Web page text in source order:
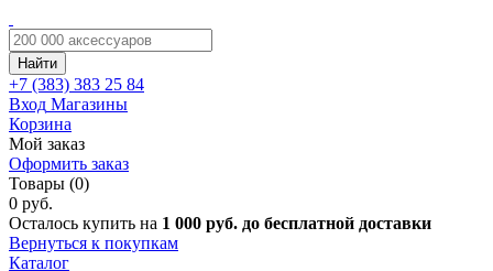
Найти
+7 (383) 383 25 84
Вход Магазины
Корзина
Мой заказ
Оформить заказ
Товары (0)
0 руб.
Осталось купить на 1 000 руб. до бесплатной доставки
Вернуться к покупкам
Каталог